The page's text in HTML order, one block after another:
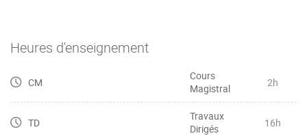
Heures d'enseignement
CM
Cours
Magistral
2h
TD
Travaux
Dirigés
16h